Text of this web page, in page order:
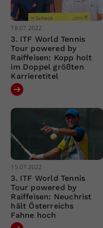
18.07.2022
3. ITF World Tennis
Tour powered by
Raiffeisen: Kopp holt
im Doppel größten
Karrieretitel
15.07.2022
3. ITF World Tennis
Tour powered by
Raiffeisen: Neuchrist
hält Österreichs
Fahne hoch